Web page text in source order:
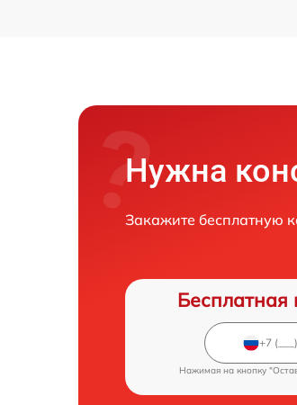
Нужна
Закажите бесплатную
Бесплатная
Нажимая на кнопку